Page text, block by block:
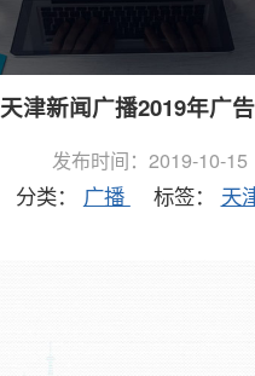
天津新闻广播2019年广
发布时间：2019-10-15
分类： 广播 标签： 天